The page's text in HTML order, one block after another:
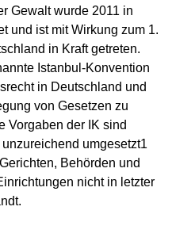
Gewalt wurde 2011 in
und ist mit Wirkung zum 1.
in Kraft getreten.
Istanbul-Konvention
in Deutschland und
von Gesetzen zu
Vorgaben der IK sind
umgesetzt1
Behörden und
nicht in letzter